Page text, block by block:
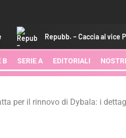
– Caccia al vice Pohjanpalo,
B SERIE A EDITORIALI
per il rinnovo di Dybala: i